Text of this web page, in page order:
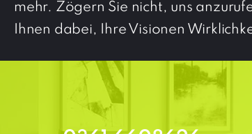
mehr. Zögern Sie nicht, uns
Ihnen dabei, Ihre Visionen